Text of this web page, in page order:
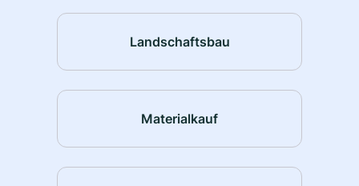
Landschaftsbau
Materialkauf